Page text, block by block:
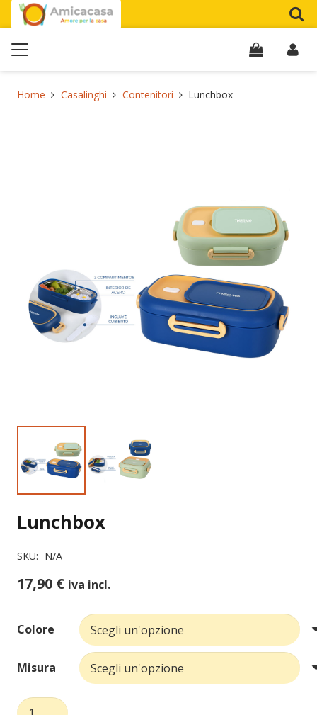
Home Casalinghi Contenitori Lunchbox
Lunchbox
SKU: N/A
17,90 € iva incl.
Colore
Misura
Lunchbox